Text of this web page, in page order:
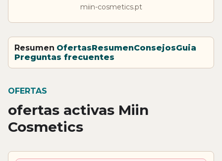
miin-cosmetics.pt
Resumen OfertasResumenConsejosGuia
Preguntas frecuentes
OFERTAS
ofertas activas Miin
Cosmetics